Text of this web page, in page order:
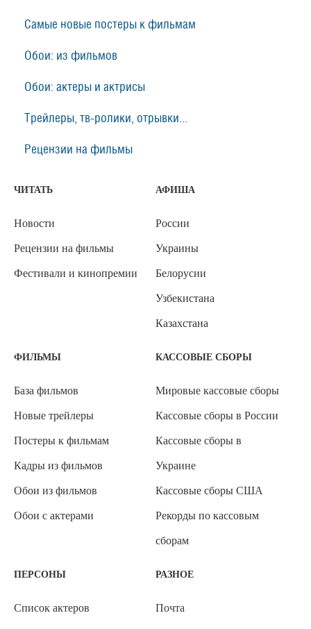
Самые новые постеры к фильмам
Обои: из фильмов
Обои: актеры и актрисы
Трейлеры, тв-ролики, отрывки...
Рецензии на фильмы
ЧИТАТЬ
Новости
Рецензии на фильмы
Фестивали и кинопремии
АФИША
России
Украины
Белорусии
Узбекистана
Казахстана
ФИЛЬМЫ
База фильмов
Новые трейлеры
Постеры к фильмам
Кадры из фильмов
Обои из фильмов
Обои с актерами
КАССОВЫЕ СБОРЫ
Мировые кассовые сборы
Кассовые сборы в России
Кассовые сборы в
Украине
Кассовые сборы США
Рекорды по кассовым
сборам
ПЕРСОНЫ
Список актеров
РАЗНОЕ
Почта